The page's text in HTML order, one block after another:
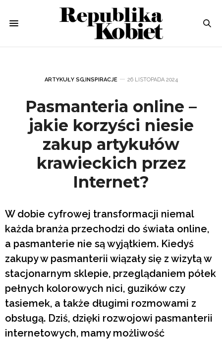
ARTYKUŁY SG,INSPIRACJE 26 LISTOPADA 2024
Pasmanteria online –
jakie korzyści niesie
zakup artykułów
krawieckich przez
Internet?
W dobie cyfrowej transformacji niemal
każda branża przechodzi do świata online,
a pasmanterie nie są wyjątkiem. Kiedyś
zakupy w pasmanterii wiązały się z wizytą w
stacjonarnym sklepie, przeglądaniem półek
pełnych kolorowych nici, guzików czy
tasiemek, a także długimi rozmowami z
obsługą. Dziś, dzięki rozwojowi pasmanterii
internetowych, mamy możliwość